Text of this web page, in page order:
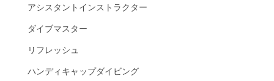
アシスタントインストラクター
ダイブマスター
リフレッシュ
ハンディキャップダイビング